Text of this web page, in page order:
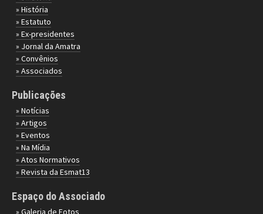
» História
» Estatuto
» Ex-presidentes
» Jornal da Amatra
» Convênios
» Associados
Publicações
» Notícias
» Artigos
» Eventos
» Na Mídia
» Atos Normativos
» Revista da Esmat13
Espaço do Associado
» Galeria de Fotos